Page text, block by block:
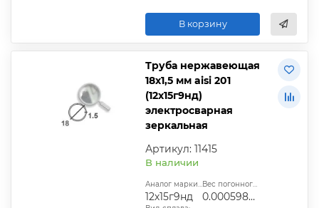
В корзину
Труба нержавеющая
18х1,5 мм aisi 201
(12х15г9нд)
электросварная
зеркальная
Артикул: 11415
В наличии
Аналог марки стали:
12х15г9нд
Вес погонного метра, т.:
0.0005987025